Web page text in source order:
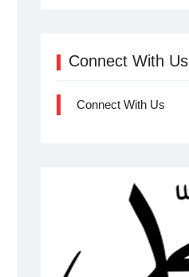
Connect With Us
Connect With Us